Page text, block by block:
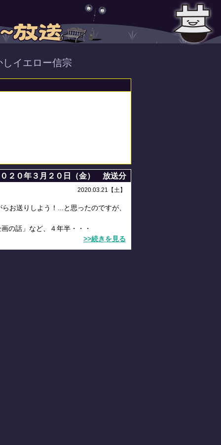
イエロー信宗
２０年３月２０日（金） 放送分
2020.03.21【土】
お送りしよう！...と思ったのですが、
の話」など、４年半・・・
>>続きを見る